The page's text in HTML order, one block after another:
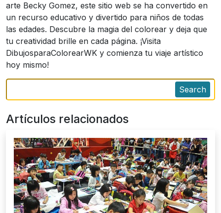
arte Becky Gomez, este sitio web se ha convertido en
un recurso educativo y divertido para niños de todas
las edades. Descubre la magia del colorear y deja que
tu creatividad brille en cada página. ¡Visita
DibujosparaColorearWK y comienza tu viaje artístico
hoy mismo!
Search
Artículos relacionados